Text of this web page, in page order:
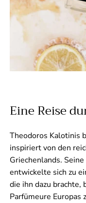
Eine Reise
Theodoros Kalotinis
inspiriert von den
Griechenlands.
entwickelte sich zu
die ihn dazu
Parfümeure Europas